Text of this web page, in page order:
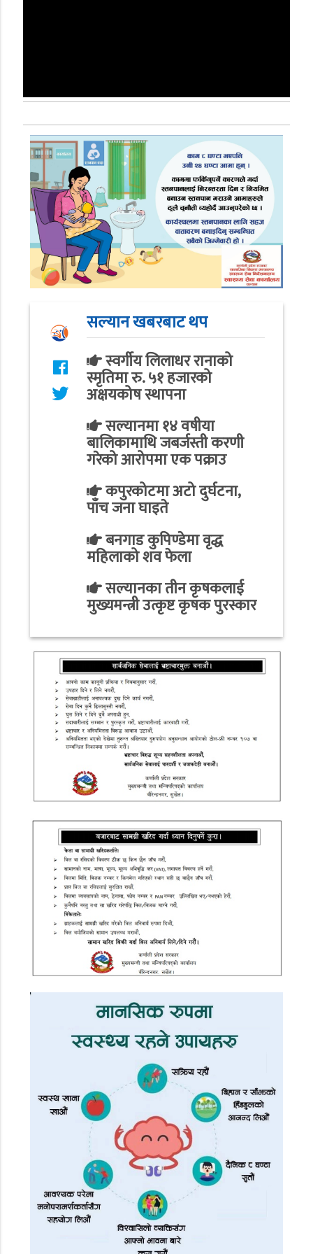
सल्यान खबरबाट थप
स्वर्गीय लिलाधर रानाको
स्मृतिमा रु. ५१ हजारको
अक्षयकोष स्थापना
सल्यानमा १४ वषीया
बालिकामाथि जबर्जस्ती करणी
गरेको आरोपमा एक पक्राउ
कपुरकोटमा अटो दुर्घटना,
पाँच जना घाइते
बनगाड कुपिण्डेमा वृद्ध
महिलाको शव फेला
सल्यानका तीन कृषकलाई
मुख्यमन्त्री उत्कृष्ट कृषक पुरस्कार